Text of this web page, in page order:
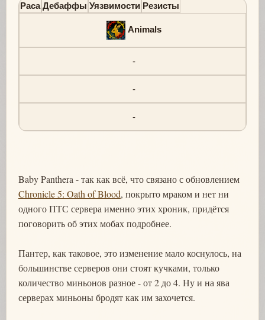
Раса Дебаффы Уязвимости Резисты
Animals
-
-
-
Baby Panthera - так как всё, что связано с обновлением
Chronicle 5: Oath of Blood, покрыто мраком и нет ни
одного ПТС сервера именно этих хроник, придётся
поговорить об этих мобах подробнее.
Пантер, как таковое, это изменение мало коснулось, на
большинстве серверов они стоят кучками, только
количество миньонов разное - от 2 до 4. Ну и на ява
серверах миньоны бродят как им захочется.